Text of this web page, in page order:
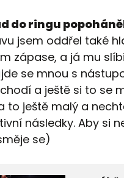
do ringu
jsem oddřel také
zápase, a já mu
se mnou s
a ještě si to se
to ještě malý a
následky. Aby si
se)